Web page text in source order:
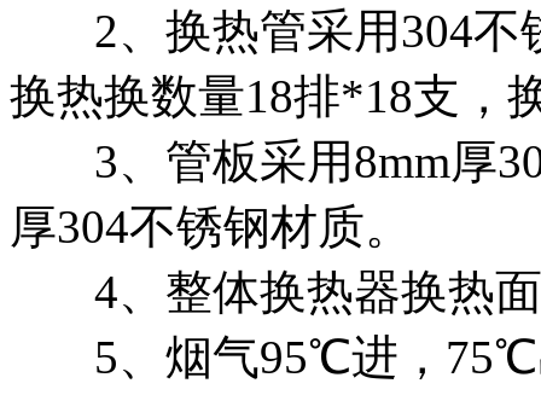
2、换热管采用304
换热换数量18排*18支，
3、管板采用8mm厚
厚304不锈钢材质。
4、整体换热器换热
5、烟气95℃进，